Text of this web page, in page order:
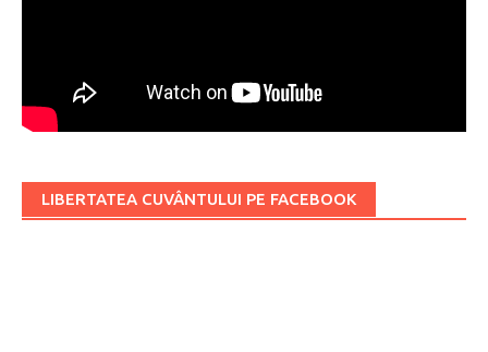
LIBERTATEA CUVÂNTULUI PE FACEBOOK